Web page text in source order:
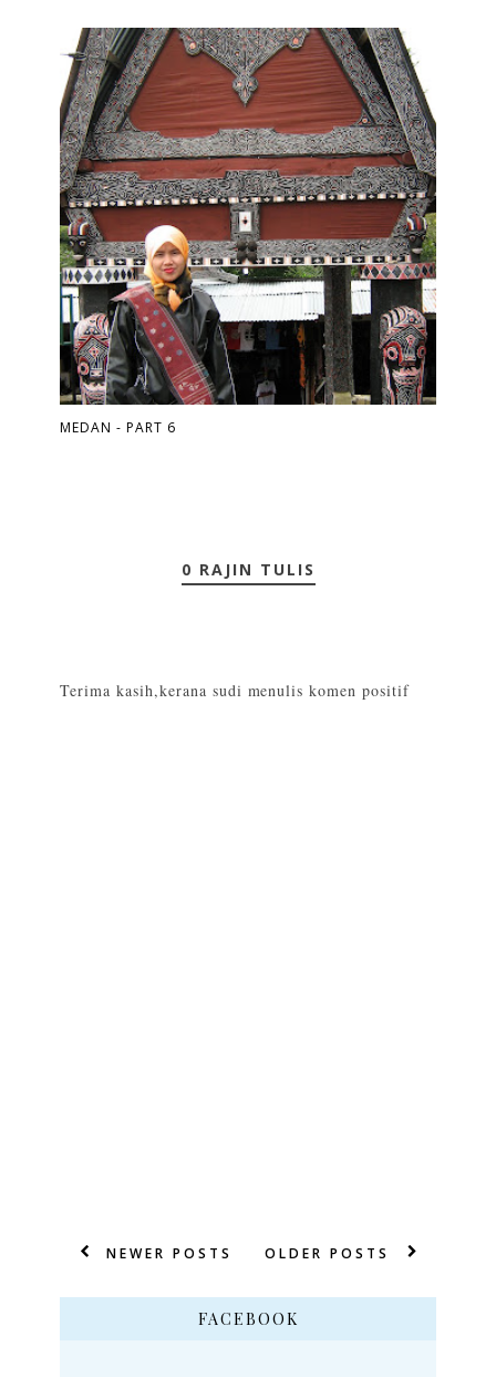
MEDAN - PART 6
0 RAJIN TULIS
Terima kasih,kerana sudi menulis komen positif
NEWER POSTS OLDER POSTS
FACEBOOK